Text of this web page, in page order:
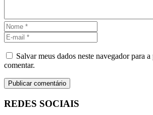
Salvar meus dados neste navegador para
comentar.
REDES SOCIAIS